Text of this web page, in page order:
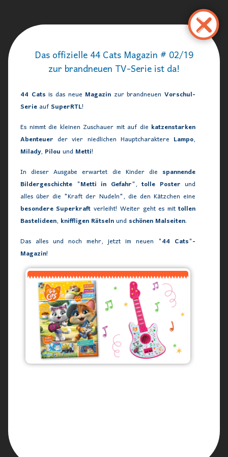
Das offizielle 44 Cats Magazin # 02/19
zur brandneuen TV-Serie ist da!
44 Cats is das neue Magazin zur brandneuen Vorschul-
SerieaufSuperRTL!
Es nimmt die kleinen Zuschauer mit auf die katzenstarken
Abenteuer der vier niedlichen Hauptcharaktere Lampo,
Milady, PilouundMetti!
In dieser Ausgabe erwartet die Kinder die spannende
Bildergeschichte "Metti in Gefahr",tolle Poster und
alles über die "Kraft der Nudeln", die den Kätzchen eine
besondere Superkraft verleiht! Weiter geht es mittollen
Bastelideen, kniffligen Rätselnundschönen Malseiten.
Das alles und noch mehr, jetzt im neuen "44 Cats"-
Magazin!